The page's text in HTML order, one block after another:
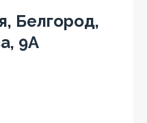
Белгород,
9А